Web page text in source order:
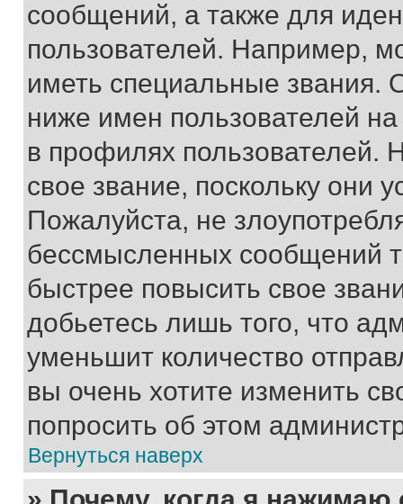
сообщений, а также для
пользователей. Например,
иметь специальные звания.
ниже имен пользователей
в профилях
свое звание, поскольку они
Пожалуйста, не
бессмысленных сообщений
быстрее повысить свое
добьетесь лишь того, что
уменьшит количество
вы очень хотите изменить
попросить об этом
Вернуться наверх